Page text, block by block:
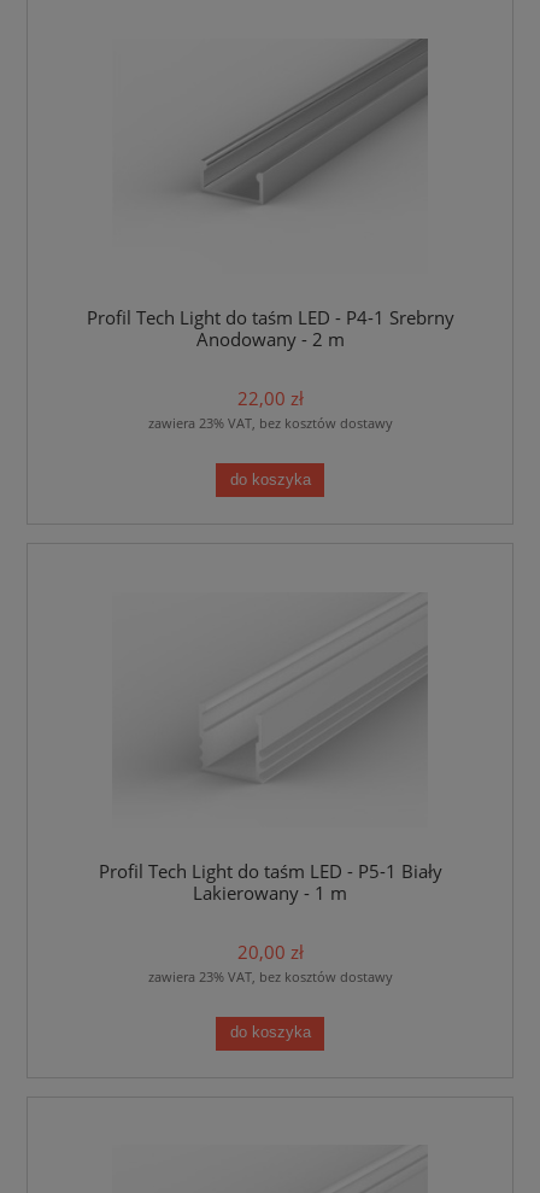
Profil Tech Light do taśm LED - P4-1 Srebrny
Anodowany - 2 m
22,00 zł
zawiera 23% VAT, bez kosztów dostawy
do koszyka
Profil Tech Light do taśm LED - P5-1 Biały
Lakierowany - 1 m
20,00 zł
zawiera 23% VAT, bez kosztów dostawy
do koszyka